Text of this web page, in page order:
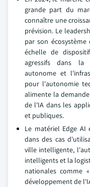
grande part du
connaître une
prévision. Le
par son
échelle de
agressifs dans la
autonome et
pour l'autonomie
alimente la
de l'IA dans les
et publiques.
Le matériel Edge AI
dans des cas
ville intelligente,
intelligents et la
nationales comme
développement de